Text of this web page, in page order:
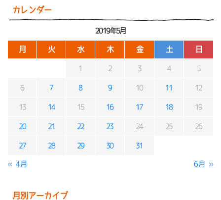
カレンダー
2019年5月
月 火 水 木 金 土 日
1 2 3 4 5
6 7 8 9 10 11 12
13 14 15 16 17 18 19
20 21 22 23 24 25 26
27 28 29 30 31
« 4月 6月 »
月別アーカイブ